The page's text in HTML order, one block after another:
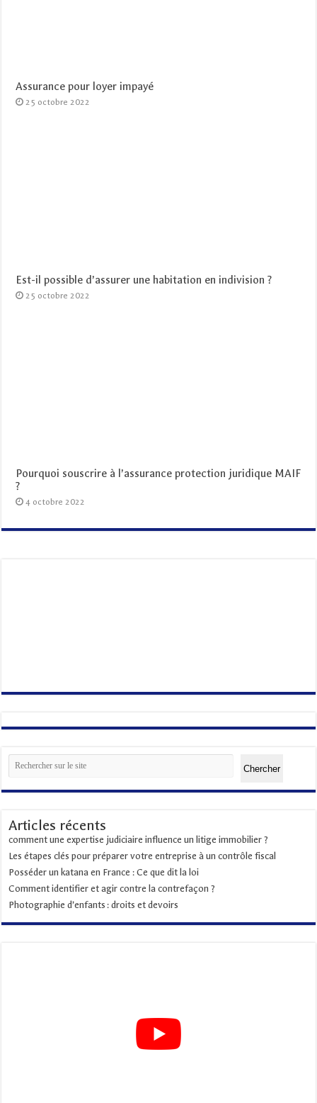
Assurance pour loyer impayé
25 octobre 2022
Est-il possible d’assurer une habitation en indivision ?
25 octobre 2022
Pourquoi souscrire à l’assurance protection juridique MAIF
?
4 octobre 2022
Rechercher
Chercher
Articles récents
comment une expertise judiciaire influence un litige immobilier ?
Les étapes clés pour préparer votre entreprise à un contrôle fiscal
Posséder un katana en France : Ce que dit la loi
Comment identifier et agir contre la contrefaçon ?
Photographie d’enfants : droits et devoirs